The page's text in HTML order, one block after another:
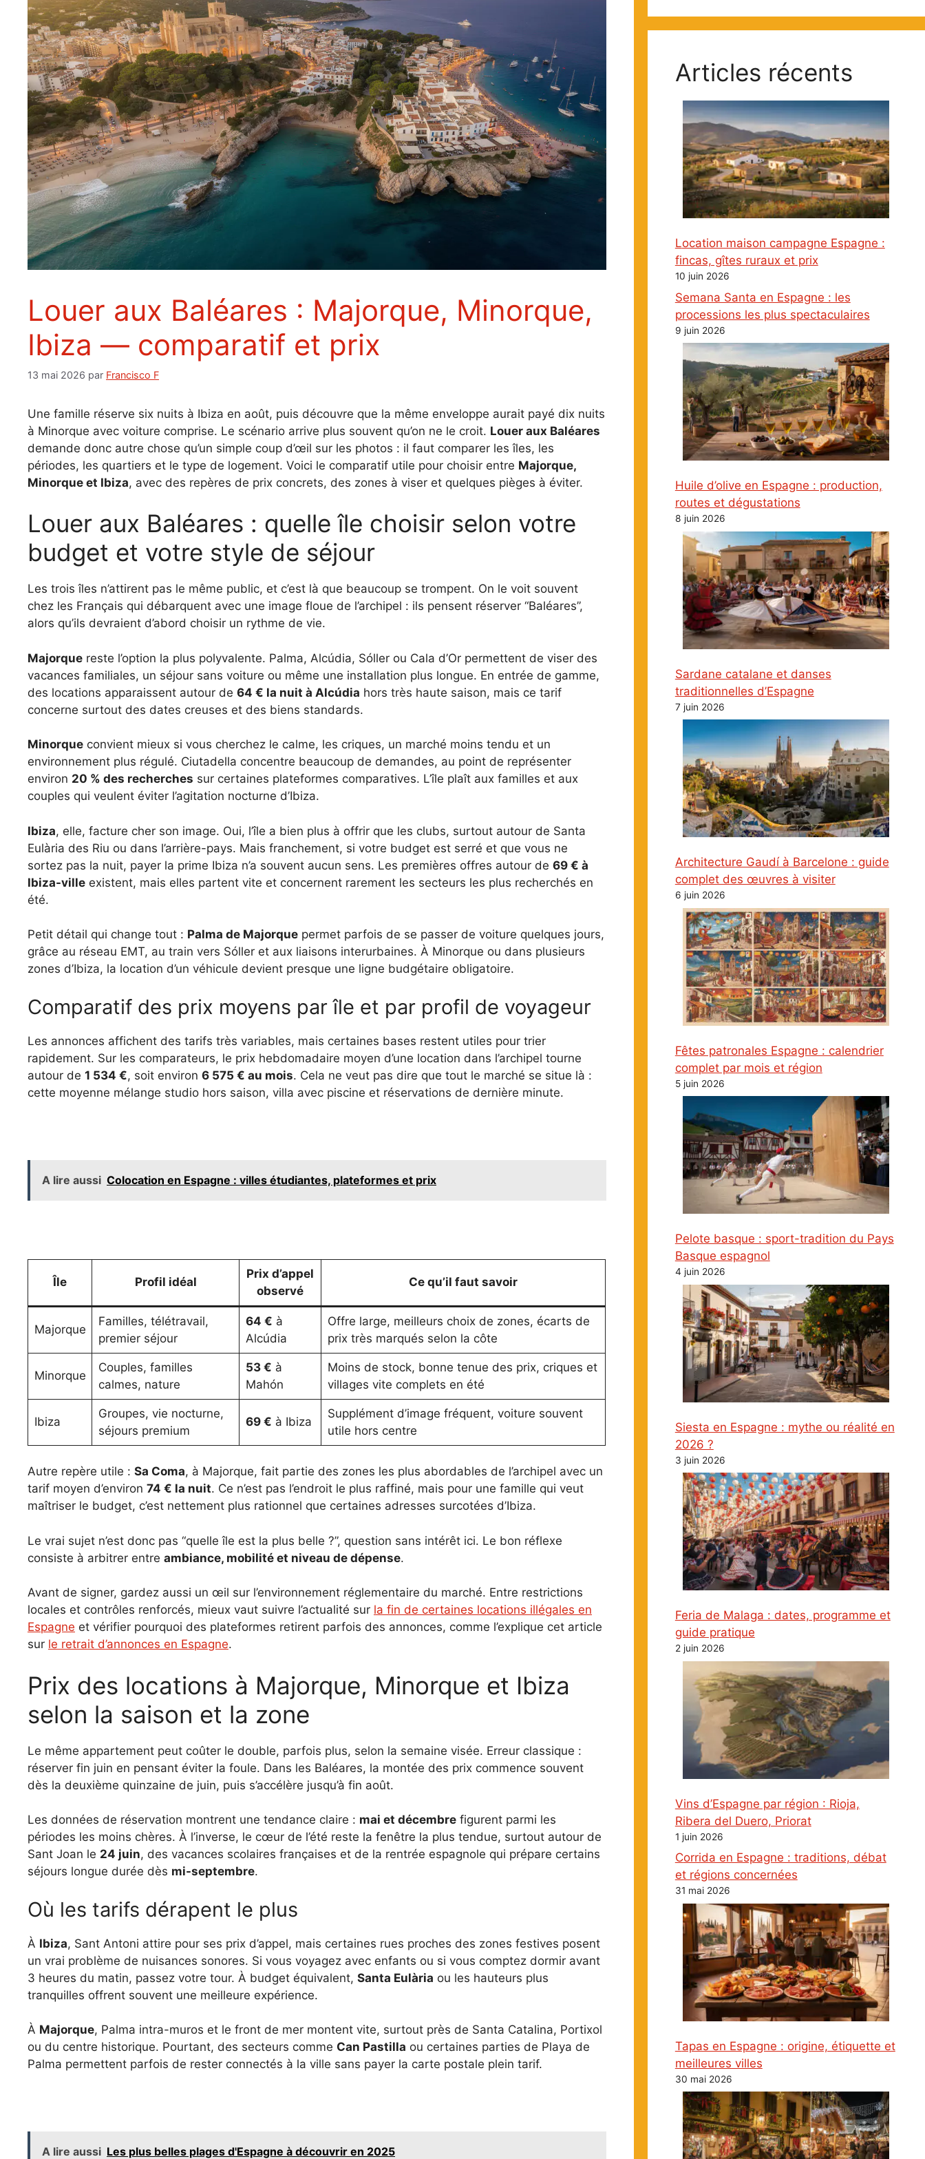
Louer aux Baléares : Majorque, Minorque,
Ibiza — comparatif et prix
13 mai 2026 par Francisco F
Une famille réserve six nuits à Ibiza en août, puis découvre que la même enveloppe aurait payé dix nuits
à Minorque avec voiture comprise. Le scénario arrive plus souvent qu’on ne le croit. Louer aux Baléares
demande donc autre chose qu’un simple coup d’œil sur les photos : il faut comparer les îles, les
périodes, les quartiers et le type de logement. Voici le comparatif utile pour choisir entre Majorque,
Minorque et Ibiza, avec des repères de prix concrets, des zones à viser et quelques pièges à éviter.
Louer aux Baléares : quelle île choisir selon votre
budget et votre style de séjour
Les trois îles n’attirent pas le même public, et c’est là que beaucoup se trompent. On le voit souvent
chez les Français qui débarquent avec une image floue de l’archipel : ils pensent réserver “Baléares”,
alors qu’ils devraient d’abord choisir un rythme de vie.
Majorque reste l’option la plus polyvalente. Palma, Alcúdia, Sóller ou Cala d’Or permettent de viser des
vacances familiales, un séjour sans voiture ou même une installation plus longue. En entrée de gamme,
des locations apparaissent autour de 64 € la nuit à Alcúdia hors très haute saison, mais ce tarif
concerne surtout des dates creuses et des biens standards.
Minorque convient mieux si vous cherchez le calme, les criques, un marché moins tendu et un
environnement plus régulé. Ciutadella concentre beaucoup de demandes, au point de représenter
environ 20 % des recherches sur certaines plateformes comparatives. L’île plaît aux familles et aux
couples qui veulent éviter l’agitation nocturne d’Ibiza.
Ibiza, elle, facture cher son image. Oui, l’île a bien plus à offrir que les clubs, surtout autour de Santa
Eulària des Riu ou dans l’arrière-pays. Mais franchement, si votre budget est serré et que vous ne
sortez pas la nuit, payer la prime Ibiza n’a souvent aucun sens. Les premières offres autour de 69 € à
Ibiza-ville existent, mais elles partent vite et concernent rarement les secteurs les plus recherchés en
été.
Petit détail qui change tout : Palma de Majorque permet parfois de se passer de voiture quelques jours,
grâce au réseau EMT, au train vers Sóller et aux liaisons interurbaines. À Minorque ou dans plusieurs
zones d’Ibiza, la location d’un véhicule devient presque une ligne budgétaire obligatoire.
Comparatif des prix moyens par île et par profil de voyageur
Les annonces affichent des tarifs très variables, mais certaines bases restent utiles pour trier
rapidement. Sur les comparateurs, le prix hebdomadaire moyen d’une location dans l’archipel tourne
autour de 1 534 €, soit environ 6 575 € au mois. Cela ne veut pas dire que tout le marché se situe là :
cette moyenne mélange studio hors saison, villa avec piscine et réservations de dernière minute.
A lire aussi Colocation en Espagne : villes étudiantes, plateformes et prix
Île Profil idéal
Prix d’appel
observé
Ce qu’il faut savoir
Majorque
Familles, télétravail,
premier séjour
64 € à
Alcúdia
Offre large, meilleurs choix de zones, écarts de
prix très marqués selon la côte
Minorque
Couples, familles
calmes, nature
53 € à
Mahón
Moins de stock, bonne tenue des prix, criques et
villages vite complets en été
Ibiza
Groupes, vie nocturne,
séjours premium
69 € à Ibiza
Supplément d’image fréquent, voiture souvent
utile hors centre
Autre repère utile : Sa Coma, à Majorque, fait partie des zones les plus abordables de l’archipel avec un
tarif moyen d’environ 74 € la nuit. Ce n’est pas l’endroit le plus raffiné, mais pour une famille qui veut
maîtriser le budget, c’est nettement plus rationnel que certaines adresses surcotées d’Ibiza.
Le vrai sujet n’est donc pas “quelle île est la plus belle ?”, question sans intérêt ici. Le bon réflexe
consiste à arbitrer entre ambiance, mobilité et niveau de dépense.
Avant de signer, gardez aussi un œil sur l’environnement réglementaire du marché. Entre restrictions
locales et contrôles renforcés, mieux vaut suivre l’actualité sur la fin de certaines locations illégales en
Espagne et vérifier pourquoi des plateformes retirent parfois des annonces, comme l’explique cet article
sur le retrait d’annonces en Espagne.
Prix des locations à Majorque, Minorque et Ibiza
selon la saison et la zone
Le même appartement peut coûter le double, parfois plus, selon la semaine visée. Erreur classique :
réserver fin juin en pensant éviter la foule. Dans les Baléares, la montée des prix commence souvent
dès la deuxième quinzaine de juin, puis s’accélère jusqu’à fin août.
Les données de réservation montrent une tendance claire : mai et décembre figurent parmi les
périodes les moins chères. À l’inverse, le cœur de l’été reste la fenêtre la plus tendue, surtout autour de
Sant Joan le 24 juin, des vacances scolaires françaises et de la rentrée espagnole qui prépare certains
séjours longue durée dès mi-septembre.
Où les tarifs dérapent le plus
À Ibiza, Sant Antoni attire pour ses prix d’appel, mais certaines rues proches des zones festives posent
un vrai problème de nuisances sonores. Si vous voyagez avec enfants ou si vous comptez dormir avant
3 heures du matin, passez votre tour. À budget équivalent, Santa Eulària ou les hauteurs plus
tranquilles offrent souvent une meilleure expérience.
À Majorque, Palma intra-muros et le front de mer montent vite, surtout près de Santa Catalina, Portixol
ou du centre historique. Pourtant, des secteurs comme Can Pastilla ou certaines parties de Playa de
Palma permettent parfois de rester connectés à la ville sans payer la carte postale plein tarif.
A lire aussi Les plus belles plages d'Espagne à découvrir en 2025
Articles récents
Location maison campagne Espagne :
fincas, gîtes ruraux et prix
10 juin 2026
Semana Santa en Espagne : les
processions les plus spectaculaires
9 juin 2026
Huile d’olive en Espagne : production,
routes et dégustations
8 juin 2026
Sardane catalane et danses
traditionnelles d’Espagne
7 juin 2026
Architecture Gaudí à Barcelone : guide
complet des œuvres à visiter
6 juin 2026
Fêtes patronales Espagne : calendrier
complet par mois et région
5 juin 2026
Pelote basque : sport-tradition du Pays
Basque espagnol
4 juin 2026
Siesta en Espagne : mythe ou réalité en
2026 ?
3 juin 2026
Feria de Malaga : dates, programme et
guide pratique
2 juin 2026
Vins d’Espagne par région : Rioja,
Ribera del Duero, Priorat
1 juin 2026
Corrida en Espagne : traditions, débat
et régions concernées
31 mai 2026
Tapas en Espagne : origine, étiquette et
meilleures villes
30 mai 2026